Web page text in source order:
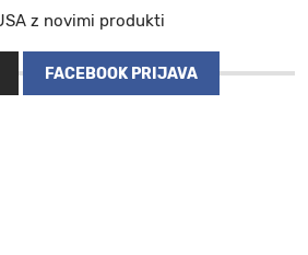
z novimi produkti
FACEBOOK PRIJAVA